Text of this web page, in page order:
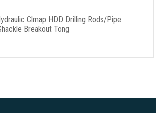
Clmap HDD Drilling Rods/Pipe
Breakout Tong